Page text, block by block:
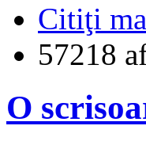
Citiţi
57218
O